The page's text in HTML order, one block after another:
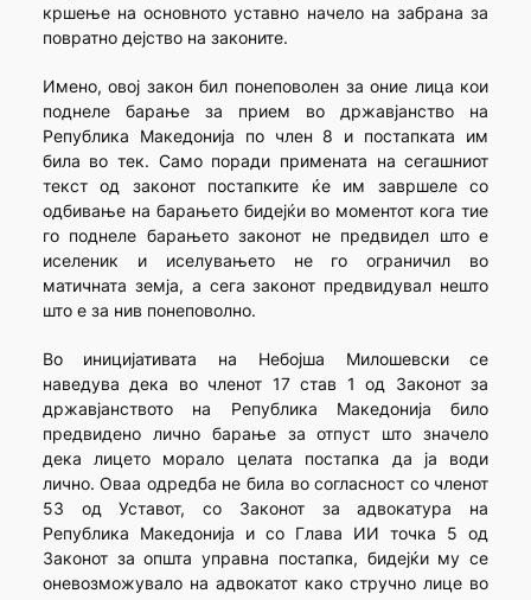
кршење на основното уставно начело на забрана за
повратно дејство на законите.
Имено, овој закон бил понеповолен за оние лица кои
поднеле барање за прием во државјанство на
Република Македонија по член 8 и постапката им
била во тек. Само поради примената на сегашниот
текст од законот постапките ќе им завршеле со
одбивање на барањето бидејќи во моментот кога тие
го поднеле барањето законот не предвидел што е
иселеник и иселувањето не го ограничил во
матичната земја, а сега законот предвидувал нешто
што е за нив понеповолно.
Во иницијативата на Небојша Милошевски се
наведува дека во членот 17 став 1 од Законот за
државјанството на Република Македонија било
предвидено лично барање за отпуст што значело
дека лицето морало целата постапка да ја води
лично. Оваа одредба не била во согласност со членот
53 од Уставот, со Законот за адвокатура на
Република Македонија и со Глава ИИ точка 5 од
Законот за општа управна постапка, бидејќи му се
оневозможувало на адвокатот како стручно лице во